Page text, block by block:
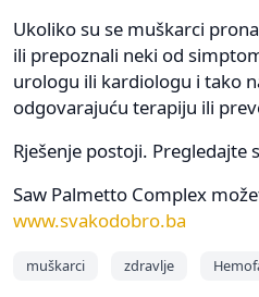
Ukoliko su se muškarci
ili prepoznali neki od
urologu ili kardiologu i tako
odgovarajuću terapiju ili
Rješenje postoji. Pregledajte
Saw Palmetto Complex
www.svakodobro.ba
muškarci zdravlje